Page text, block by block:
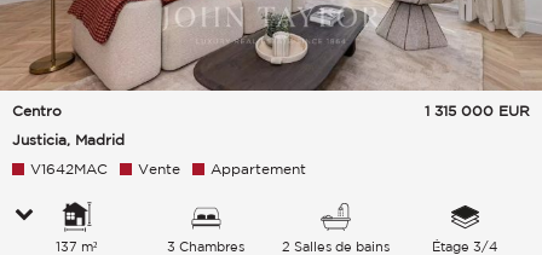
Centro
Justicia, Madrid
1 315 000 EUR
V1642MAC Vente Appartement
137 m² 3 Chambres 2 Salles de bains Étage 3/4